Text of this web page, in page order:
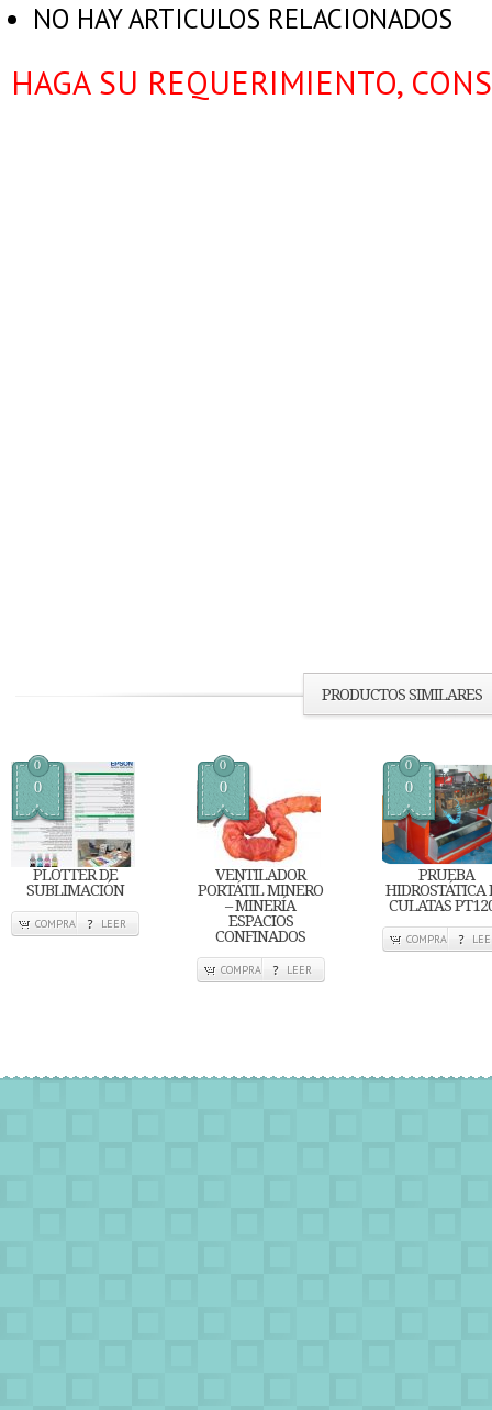
NO HAY ARTICULOS RELACIONADOS
HAGA SU REQUERIMIENTO,
PRODUCTOS SIMILARES
0
0
PLOTTER DE
SUBLIMACIÓN
COMPRA LEER
0
0
VENTILADOR
PORTÁTIL MINERO
– MINERÍA
ESPACIOS
CONFINADOS
COMPRA LEER
0
0
PRUEBA
HIDROSTÁTICA
CULATAS
COMPRA